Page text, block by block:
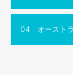
04 オースト